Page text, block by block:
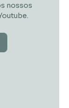
nossos